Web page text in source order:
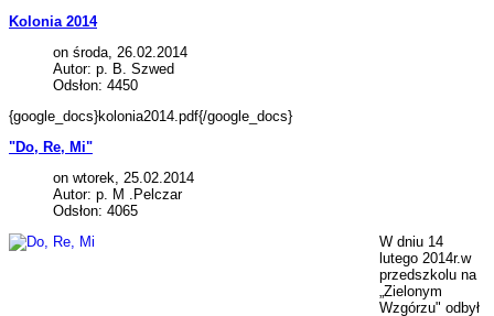
Kolonia 2014
on środa, 26.02.2014
Autor: p. B. Szwed
Odsłon: 4450
{google_docs}kolonia2014.pdf{/google_docs}
"Do, Re, Mi"
on wtorek, 25.02.2014
Autor: p. M .Pelczar
Odsłon: 4065
W dniu 14
lutego 2014r.w
przedszkolu na
„Zielonym
Wzgórzu" odbył